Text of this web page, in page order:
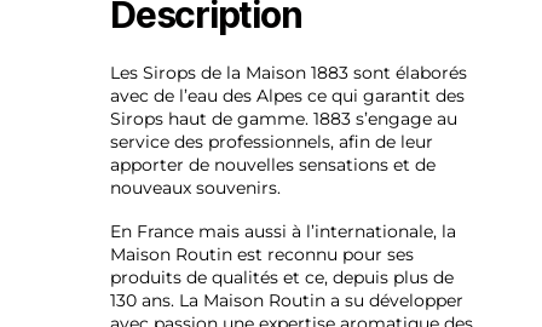
Description
Les Sirops de la Maison 1883 sont élaborés
avec de l’eau des Alpes ce qui garantit des
Sirops haut de gamme. 1883 s’engage au
service des professionnels, afin de leur
apporter de nouvelles sensations et de
nouveaux souvenirs.
En France mais aussi à l’internationale, la
Maison Routin est reconnu pour ses
produits de qualités et ce, depuis plus de
130 ans. La Maison Routin a su développer